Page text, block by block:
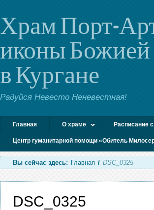
Храм Порт-
иконы
в Кургане
Радуйся Невесто Неневестная!
Главная О храме Расписание
Центр гуманитарной помощи «Обитель
Вы сейчас здесь: Главная / DSC_0325
DSC_0325